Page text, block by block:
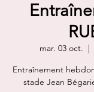
mar. 03 oct.
  |
Entraînement
stade Jean